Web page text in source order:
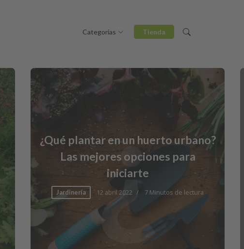
Categorías Tienda
¿
¿Cómo forrar un armario
empotrado?
12 mayo 2022